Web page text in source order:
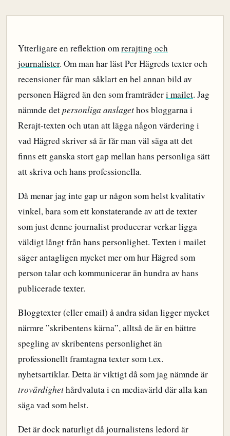
Ytterligare en reflektion omrerajting och
journalister. Om man har läst Per Hägreds texter och
recensioner får man såklart en hel annan bild av
personen Hägred än den som framträderi mailet. Jag
nämnde detpersonliga anslagethos bloggarna i
Rerajt-texten och utan att lägga någon värdering i
vad Hägred skriver så är får man väl säga att det
finns ett ganska stort gap mellan hans personliga sätt
att skriva och hans professionella.
Då menar jag inte gap ur någon som helst kvalitativ
vinkel, bara som ett konstaterande av att de texter
som just denne journalist producerar verkar ligga
väldigt långt från hans personlighet. Texten i mailet
säger antagligen mycket mer om hur Hägred som
person talar och kommunicerar än hundra av hans
publicerade texter.
Bloggtexter (eller email) å andra sidan ligger mycket
närmre ”skribentens kärna”, alltså de är en bättre
spegling av skribentens personlighet än
professionellt framtagna texter som t.ex.
nyhetsartiklar. Detta är viktigt då som jag nämnde är
trovärdighethårdvaluta i en mediavärld där alla kan
säga vad som helst.
Det är dock naturligt då journalistens ledord är